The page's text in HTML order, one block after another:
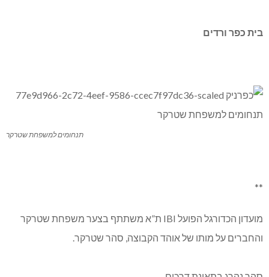
בית כפר ורדים
תנחומים למשפחת שטרקר
**
מועדון הכדורגל הפועל IBI ת”א משתתף בצער משפחת שטרקר
והחברים על מותו של אוהד הקבוצה, סהר שטרקר.